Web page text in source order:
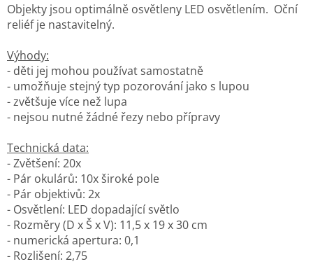
Objekty jsou optimálně osvětleny LED osvětlením. Oční
reliéf je nastavitelný.
Výhody:
- děti jej mohou používat samostatně
- umožňuje stejný typ pozorování jako s lupou
- zvětšuje více než lupa
- nejsou nutné žádné řezy nebo přípravy
Technická data:
- Zvětšení: 20x
- Pár okulárů: 10x široké pole
- Pár objektivů: 2x
- Osvětlení: LED dopadající světlo
- Rozměry (D x Š x V): 11,5 x 19 x 30 cm
- numerická apertura: 0,1
- Rozlišení: 2,75